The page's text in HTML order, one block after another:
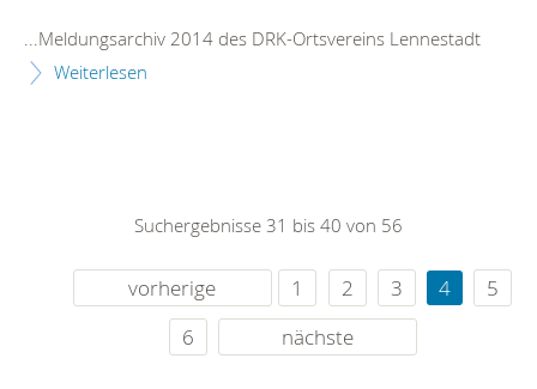
...Meldungsarchiv 2014 des DRK-Ortsvereins Lennestadt
Weiterlesen
Suchergebnisse 31 bis 40 von 56
vorherige 1 2 3 4
5
6
nächste